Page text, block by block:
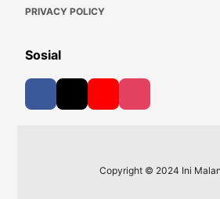
PRIVACY POLICY
Sosial
Copyright © 2024 Ini